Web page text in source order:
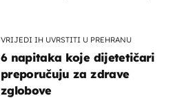
VRIJEDI IH UVRSTITI U PREHRANU
6 napitaka koje dijetetičari
preporučuju za zdrave
zglobove